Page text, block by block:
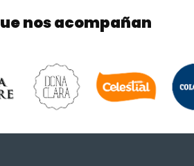
nos acompañan